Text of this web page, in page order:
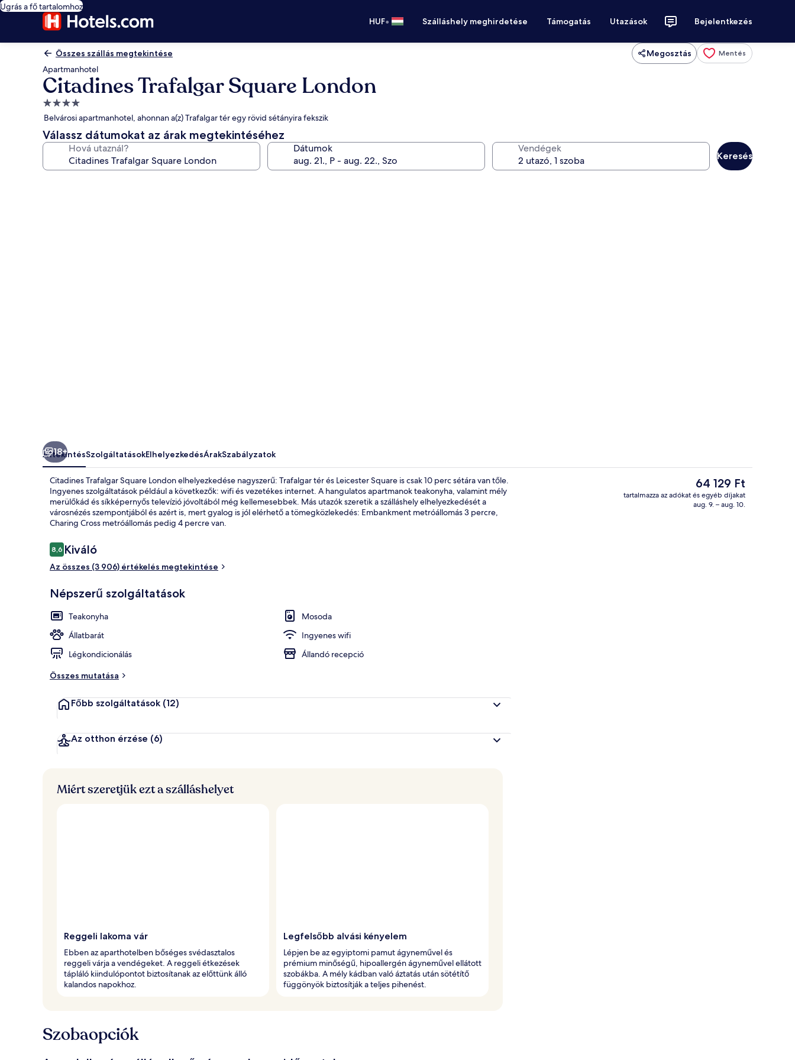
Ugrás a fő tartalomhoz
HUF• Szálláshely meghirdetése Támogatás Utazások Bejelentkezés
Összes szállás megtekintése Megosztás Mentés
Apartmanhotel
Citadines Trafalgar Square London
4.0
csillagos
szálláshely
Belvárosi apartmanhotel, ahonnan a(z) Trafalgar tér egy rövid sétányira fekszik
Válassz dátumokat az árak megtekintéséhez
Hová utaznál? Dátumok Vendégek
Keresés
Fizetős svédasztalos reggeli mindennap
18+
ÁttekintésSzolgáltatásokElhelyezkedésÁrakSzabályzatok
Citadines Trafalgar Square London elhelyezkedése nagyszerű: Trafalgar tér és Leicester Square is csak 10 perc sétára van tőle.
Ingyenes szolgáltatások például a következők: wifi és vezetékes internet. A hangulatos apartmanok teakonyha, valamint mély
merülőkád és síkképernyős televízió jóvoltából még kellemesebbek. Más utazók szeretik a szálláshely elhelyezkedését a
városnézés szempontjából és azért is, mert gyalog is jól elérhető a tömegközlekedés: Embankment metróállomás 3 percre,
Charing Cross metróállomás pedig 4 percre van.
Értékelések
8,68,6 ennyiből: 10
Kiváló
Az összes (3 906) értékelés megtekintése
Népszerű szolgáltatások
Teakonyha
Mosoda
Állatbarát
Ingyenes wifi
Légkondicionálás
Állandó recepció
Összes mutatása
Főbb szolgáltatások (12)
Az otthon érzése (6)
A
jelenlegi
ár
64 129 Ft
tartalmazza az adókat és egyéb díjakat
aug. 9. – aug. 10.
Miért szeretjük ezt a szálláshelyet
Reggeli lakoma vár
Ebben az aparthotelben bőséges svédasztalos
reggeli várja a vendégeket. A reggeli étkezések
tápláló kiindulópontot biztosítanak az előttünk álló
kalandos napokhoz.
Legfelsőbb alvási kényelem
Lépjen be az egyiptomi pamut ágyneművel és
prémium minőségű, hipoallergén ágyneművel ellátott
szobákba. A mély kádban való áztatás után sötétítő
függönyök biztosítják a teljes pihenést.
Szobaopciók